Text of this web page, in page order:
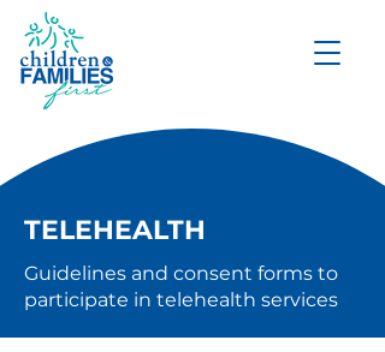
TELEHEALTH
Guidelines and consent forms to
participate in telehealth services